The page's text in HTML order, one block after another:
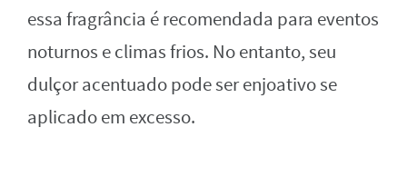
essa fragrância é recomendada para eventos
noturnos e climas frios. No entanto, seu
dulçor acentuado pode ser enjoativo se
aplicado em excesso.